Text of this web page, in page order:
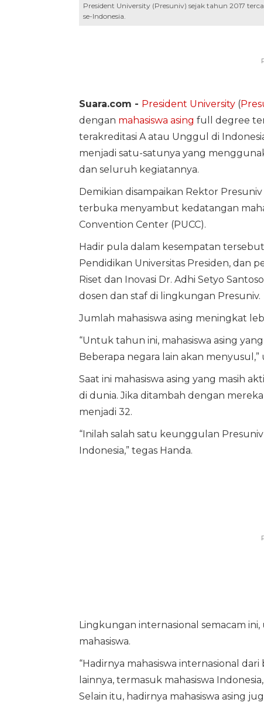
President University (Presuniv) sejak tahun 2017
se-Indonesia.
Suara.com - President University(
dengan mahasiswa asing full degree
terakreditasi A atau Unggul di
menjadi satu-satunya yang
dan seluruh kegiatannya.
Demikian disampaikan Rektor Presuniv
terbuka menyambut kedatangan
Convention Center (PUCC).
Hadir pula dalam kesempatan
Pendidikan Universitas Presiden, dan
Riset dan Inovasi Dr. Adhi Setyo
dosen dan staf di lingkungan Presuniv.
Jumlah mahasiswa asing meningkat
“Untuk tahun ini, mahasiswa asing
Beberapa negara lain akan menyusul,”
Saat ini mahasiswa asing yang masih
di dunia. Jika ditambah dengan
menjadi 32.
“Inilah salah satu keunggulan
Indonesia,” tegas Handa.
Lingkungan internasional semacam
mahasiswa.
“Hadirnya mahasiswa internasional
lainnya, termasuk mahasiswa
Selain itu, hadirnya mahasiswa asing